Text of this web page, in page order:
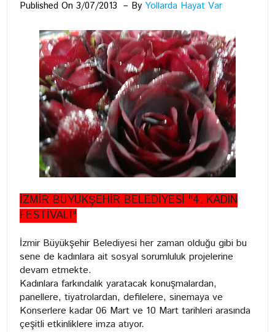
Published On 3/07/2013 By Yollarda Hayat Var
İZMİR BÜYÜKŞEHİR BELEDİYESİ "4. KADIN
FESTİVALİ"
İzmir Büyükşehir Belediyesi her zaman olduğu gibi bu
sene de kadınlara ait sosyal sorumluluk projelerine
devam etmekte.
Kadınlara farkındalık yaratacak konuşmalardan,
panellere, tiyatrolardan, defilelere, sinemaya ve
Konserlere kadar 06 Mart ve 10 Mart tarihleri arasında
çeşitli etkinliklere imza atıyor.